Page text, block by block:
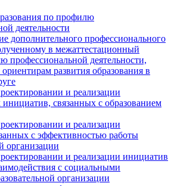
по профилю
деятельности
дополнительного профессионального
в межаттестационный
профессиональной деятельности,
развития образования в
и реализации
инициатив, связанных с образованием
и реализации
с эффективностью работы
организации
и реализации инициатив
с социальными
организации